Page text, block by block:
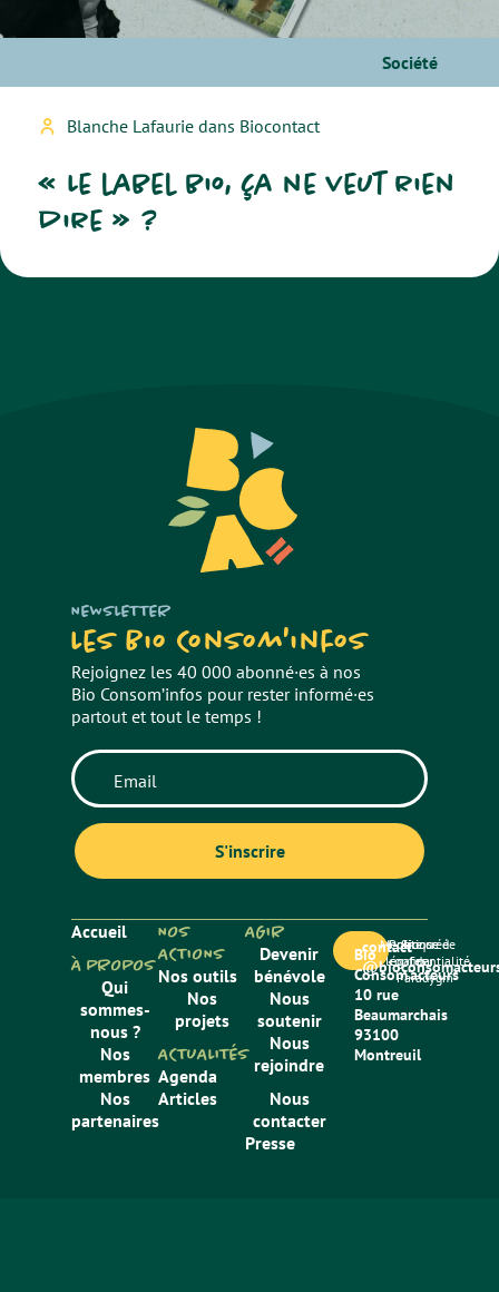
Société
Blanche Lafaurie dans Biocontact
« Le label bio, ça ne veut rien
dire » ?
NEWSLETTER
Les Bio Consom'infos
Rejoignez les 40 000 abonné·es à nos
Bio Consom’infos pour rester informé·es
partout et tout le temps !
Accueil
À PROPOS
Qui
sommes-
nous ?
Nos
membres
Nos
partenaires
NOS
ACTIONS
Nos outils
Nos
projets
ACTUALITÉS
Agenda
Articles
AGIR
Devenir
bénévole
Nous
soutenir
Nous
rejoindre
Nous
contacter
Presse
Bio
Consom’acteurs
10 rue
Beaumarchais
93100
Montreuil
contact
Mentions
légales
Politique de
confidentialité
Site créé
par
Paradygm